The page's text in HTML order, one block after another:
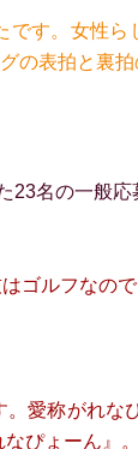
す。女性ら
の表拍と裏
名の一般応
ゴルフなの
愛称がれな
ぴょーん』